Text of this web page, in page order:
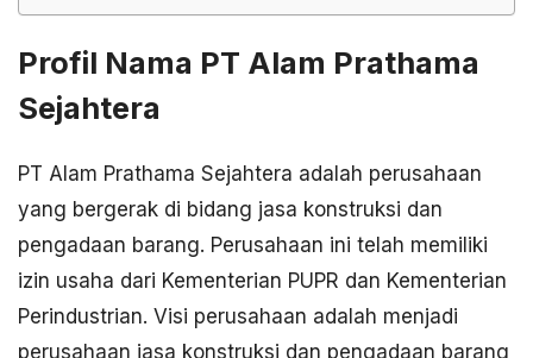
Profil Nama PT Alam Prathama
Sejahtera
PT Alam Prathama Sejahtera adalah perusahaan
yang bergerak di bidang jasa konstruksi dan
pengadaan barang. Perusahaan ini telah memiliki
izin usaha dari Kementerian PUPR dan Kementerian
Perindustrian. Visi perusahaan adalah menjadi
perusahaan jasa konstruksi dan pengadaan barang